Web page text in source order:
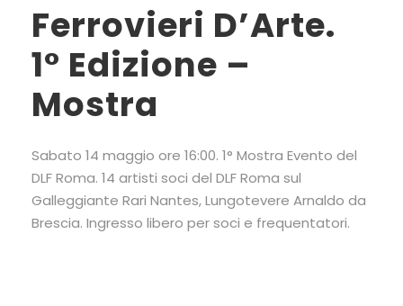
Ferrovieri D’Arte.
1° Edizione –
Mostra
Sabato 14 maggio ore 16:00. 1° Mostra Evento del
DLF Roma. 14 artisti soci del DLF Roma sul
Galleggiante Rari Nantes, Lungotevere Arnaldo da
Brescia. Ingresso libero per soci e frequentatori.